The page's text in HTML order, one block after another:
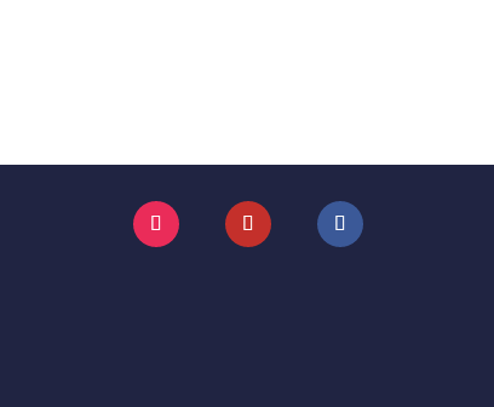
Instagram YouTube Facebook